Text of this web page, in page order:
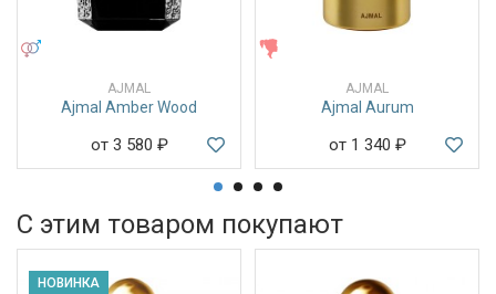
AJMAL
Ajmal Amber Wood
от 3 580 ₽
AJMAL
Ajmal Aurum
от 1 340 ₽
С этим товаром покупают
НОВИНКА